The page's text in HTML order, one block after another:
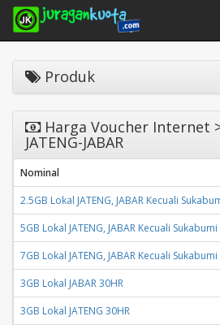
Produk
Harga Voucher Internet
JATENG-JABAR
Nominal
2.5GB Lokal JATENG, JABAR Kecuali
5GB Lokal JATENG, JABAR Kecuali
7GB Lokal JATENG, JABAR Kecuali
3GB Lokal JABAR 30HR
3GB Lokal JATENG 30HR